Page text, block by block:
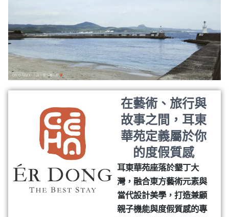
在藝術、旅行與
故事之間，耳東
華苑定義屬於你
的度假質感
耳東華苑座落於墾丁大
灣，融合東方藝術元素與
當代設計美學，打造兼顧
親子機能與度假質感的專